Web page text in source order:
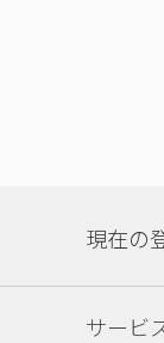
現在の
サービ